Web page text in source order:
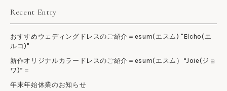
Recent Entry
おすすめウェディングドレスのご紹介＝esum(エスム) "Elcho(エ
ルコ)"
新作オリジナルカラードレスのご紹介＝esum(エスム）“Joie(ジョ
ワ)”＝
年末年始休業のお知らせ